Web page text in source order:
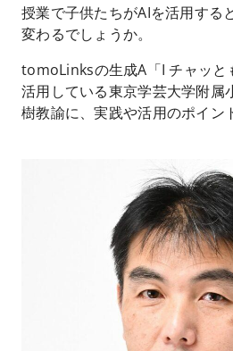
授業で子供たちがAIを活用する
変わるでしょうか。
tomoLinksの生成A「I チャッと
活用している東京学芸大学附属
樹教諭に、実践や活用のポイン